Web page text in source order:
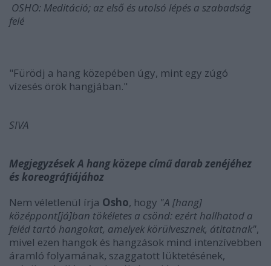
OSHO: Meditáció; az első és utolsó lépés a szabadság
felé
"Fürödj a hang közepében úgy, mint egy zúgó
vízesés örök hangjában."
SIVA
Megjegyzések A hang közepe című darab zenéjéhez
és koreográfiájához
Nem véletlenül írja Osho, hogy "A [hang]
középpont[já]ban tökéletes a csönd: ezért hallhatod a
feléd tartó hangokat, amelyek körülvesznek, átitatnak",
mivel ezen hangok és hangzások mind intenzívebben
áramló folyamának, szaggatott lüktetésének,